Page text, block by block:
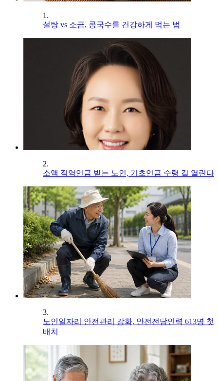
1.
설탕 vs 소금, 콩국수를 건강하게 먹는 법
2.
소액 직역연금 받는 노인, 기초연금 수령 길 열린다
3.
노인일자리 안전관리 강화, 안전전담인력 613명 첫
배치